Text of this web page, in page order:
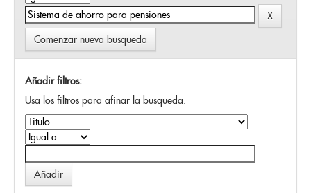
Comenzar nueva busqueda
Añadir filtros:
Usa los filtros para afinar la busqueda.